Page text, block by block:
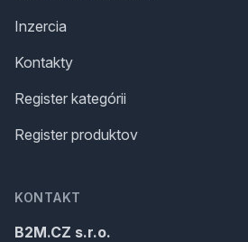
Inzercia
Kontakty
Register kategórii
Register produktov
KONTAKT
B2M.CZ s.r.o.